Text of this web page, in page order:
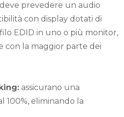
prevedere un audio
con display dotati di
EDID in uno o più monitor,
con la maggior parte dei
assicurano una
100%, eliminando la